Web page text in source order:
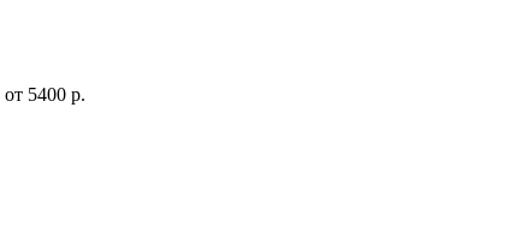
от 5400 р.